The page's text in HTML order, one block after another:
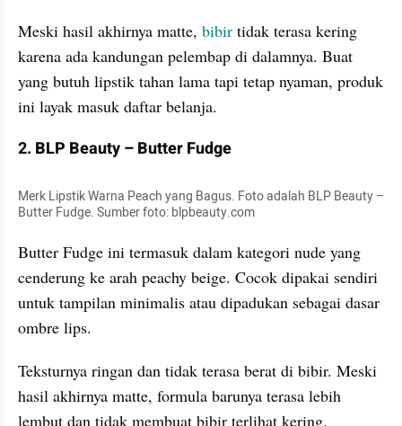
Meski hasil akhirnya matte, bibir tidak terasa kering
karena ada kandungan pelembap di dalamnya. Buat
yang butuh lipstik tahan lama tapi tetap nyaman, produk
ini layak masuk daftar belanja.
2. BLP Beauty – Butter Fudge
Merk Lipstik Warna Peach yang Bagus. Foto adalah BLP Beauty –
Butter Fudge. Sumber foto: blpbeauty.com
Butter Fudge ini termasuk dalam kategori nude yang
cenderung ke arah peachy beige. Cocok dipakai sendiri
untuk tampilan minimalis atau dipadukan sebagai dasar
ombre lips.
Teksturnya ringan dan tidak terasa berat di bibir. Meski
hasil akhirnya matte, formula barunya terasa lebih
lembut dan tidak membuat bibir terlihat kering.